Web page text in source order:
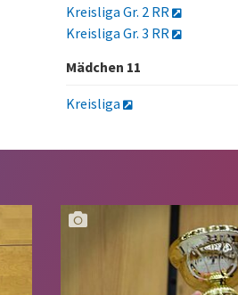
Kreisliga Gr. 2 RR
Kreisliga Gr. 3 RR
Mädchen 11
Kreisliga